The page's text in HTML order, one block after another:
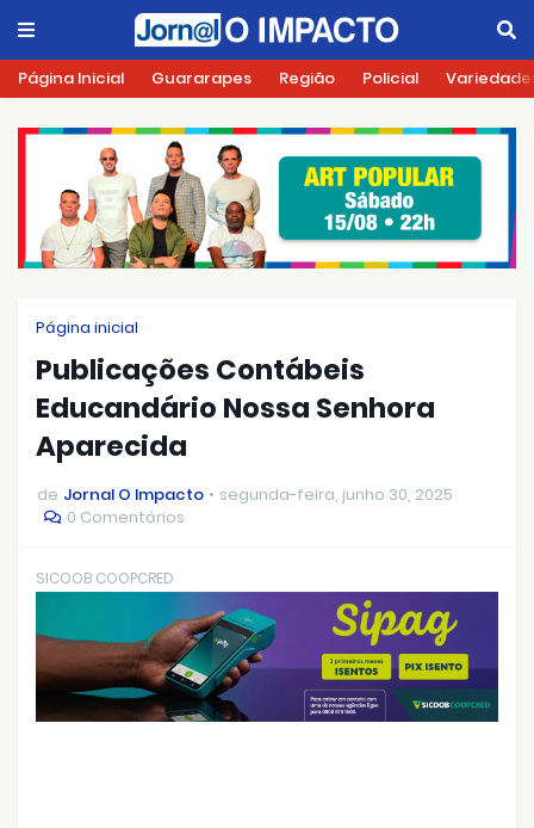
Página Inicial Guararapes Região Policial
Página inicial
Publicações Contábeis
Educandário Nossa Senhora
Aparecida
de Jornal O Impacto
segunda-feira, junho 30, 2025
0 Comentários
SICOOB COOPCRED